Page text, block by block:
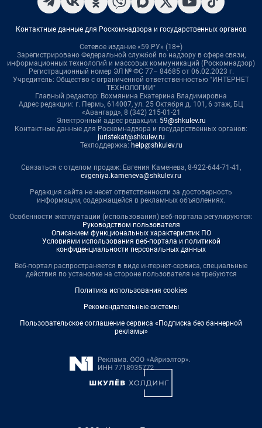
Контактные данные для Роскомнадзора и государственных органов
Сетевое издание «59.РУ» (18+)
Зарегистрировано Федеральной службой по надзору в сфере связи,
информационных технологий и массовых коммуникаций (Роскомнадзор)
Регистрационный номер ЭЛ № ФС 77– 84685 от 06.02.2023 г.
Учредитель: Общество с ограниченной ответственностью "ИНТЕРНЕТ
ТЕХНОЛОГИИ"
Главный редактор: Вохмянина Екатерина Владимировна
Адрес редакции: г. Пермь, 614007, ул. 25 Октября д. 101, 6 этаж, БЦ
«Авангард», 8 (342) 215-01-21
Электронный адрес редакции: 59@shkulev.ru
Контактные данные для Роскомнадзора и государственных органов:
juristekat@shkulev.ru
Техподдержка: help@shkulev.ru
Связаться с отделом продаж: Евгения Каменева, 8-922-644-71-41,
evgeniya.kameneva@shkulev.ru
Редакция сайта не несет ответственности за достоверность
информации, содержащейся в рекламных объявлениях.
Особенности эксплуатации (использования) веб-портала регулируются:
Руководством пользователя
Описанием функциональных характеристик ПО
Условиями использования веб-портала и политикой
конфиденциальности персональных данных
Веб-портал распространяется в виде интернет-сервиса, специальные
действия по установке на стороне пользователя не требуются
Политика использования cookies
Рекомендательные системы
Пользовательское соглашение сервиса «Подписка без баннерной
рекламы»